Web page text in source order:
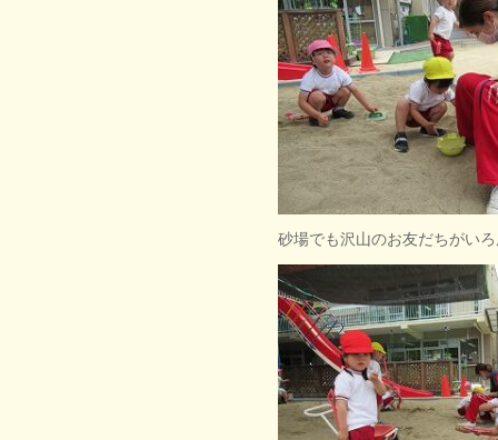
砂場でも沢山のお友だちがい